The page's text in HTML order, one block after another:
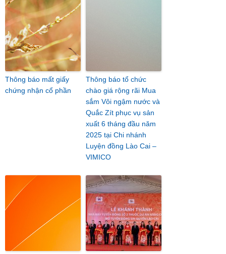
Thông báo mất giấy
chứng nhận cổ phần
Thông báo tổ chức
chào giá rộng rãi Mua
sắm Vôi ngậm nước và
Quắc Zít phục vụ sản
xuất 6 tháng đầu năm
2025 tại Chi nhánh
Luyện đồng Lào Cai –
VIMICO